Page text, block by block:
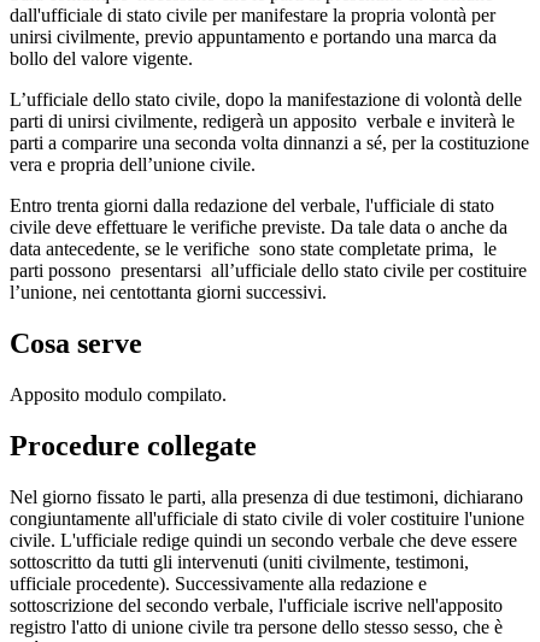
dall'ufficiale di stato civile per manifestare la propria volontà per
unirsi civilmente, previo appuntamento e portando una marca da
bollo del valore vigente.
L’ufficiale dello stato civile, dopo la manifestazione di volontà delle
parti di unirsi civilmente, redigerà un apposito verbale e inviterà le
parti a comparire una seconda volta dinnanzi a sé, per la costituzione
vera e propria dell’unione civile.
Entro trenta giorni dalla redazione del verbale, l'ufficiale di stato
civile deve effettuare le verifiche previste. Da tale data o anche da
data antecedente, se le verifiche sono state completate prima, le
parti possono presentarsi all’ufficiale dello stato civile per costituire
l’unione, nei centottanta giorni successivi.
Cosa serve
Apposito modulo compilato.
Procedure collegate
Nel giorno fissato le parti, alla presenza di due testimoni, dichiarano
congiuntamente all'ufficiale di stato civile di voler costituire l'unione
civile. L'ufficiale redige quindi un secondo verbale che deve essere
sottoscritto da tutti gli intervenuti (uniti civilmente, testimoni,
ufficiale procedente). Successivamente alla redazione e
sottoscrizione del secondo verbale, l'ufficiale iscrive nell'apposito
registro l'atto di unione civile tra persone dello stesso sesso, che è